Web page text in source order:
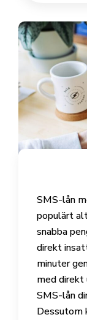
SMS-lån
populärt
snabba
direkt
minuter
med
SMS-lån
Dessutom